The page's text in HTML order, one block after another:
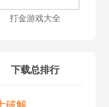
打金游戏大全
下载总排行